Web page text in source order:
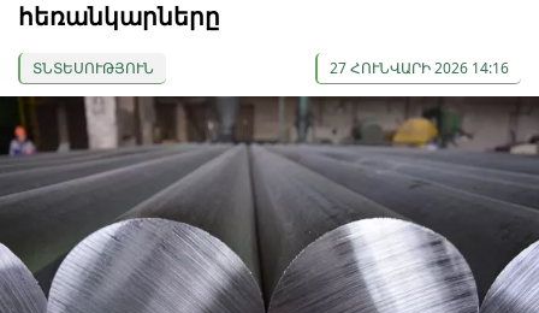
հեռանկարները
ՏՆՏԵՍՈՒԹՅՈՒՆ 27 ՀՈՒՆՎԱՐԻ 2026 14:16